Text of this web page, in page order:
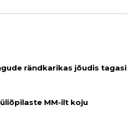
rändkarikas jõudis tagasi
MM-ilt koju